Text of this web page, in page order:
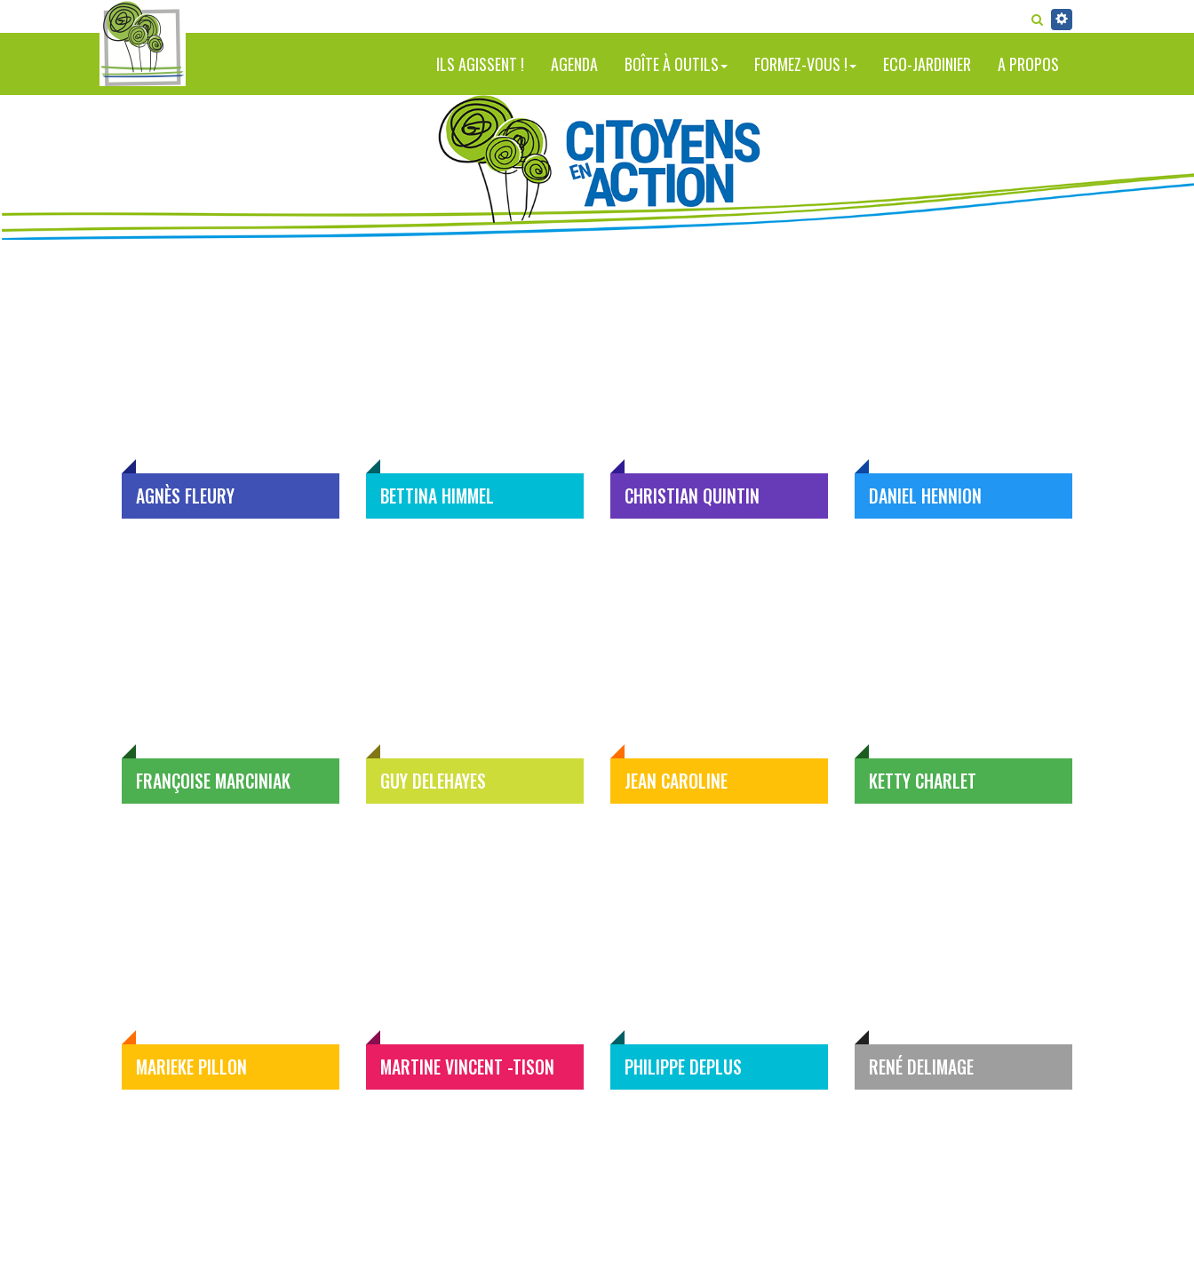
RECHERCHER
ILS AGISSENT ! AGENDA BOÎTE À OUTILS FORMEZ-VOUS ! ECO-JARDINIER A PROPOS
AGNÈS FLEURY BETTINA HIMMEL CHRISTIAN QUINTIN DANIEL HENNION
FRANÇOISE MARCINIAK GUY DELEHAYES JEAN CAROLINE KETTY CHARLET
MARIEKE PILLON MARTINE VINCENT -TISON PHILIPPE DEPLUS RENÉ DELIMAGE